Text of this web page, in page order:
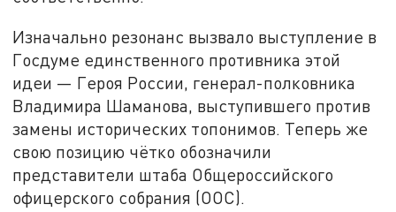
Изначально резонанс вызвало выступление в
Госдуме единственного противника этой
идеи — Героя России, генерал-полковника
Владимира Шаманова, выступившего против
замены исторических топонимов. Теперь же
свою позицию чётко обозначили
представители штаба Общероссийского
офицерского собрания (ООС).